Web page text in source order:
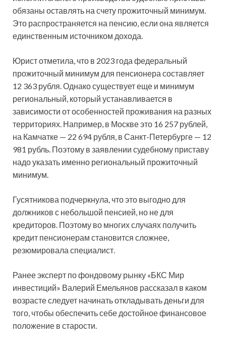
обязаны оставлять на счету прожиточный минимум.
Это распространяется на пенсию, если она является
единственным источником дохода.
Юрист отметила, что в 2023 года федеральный
прожиточный минимум для пенсионера составляет
12 363 рубля. Однако существует еще и минимум
региональный, который устанавливается в
зависимости от особенностей проживания на разных
территориях. Например, в Москве это 16 257 рублей,
на Камчатке — 22 694 рубля, в Санкт-Петербурге — 12
981 рубль. Поэтому в заявлении судебному приставу
надо указать именно региональный прожиточный
минимум.
Гусятникова подчеркнула, что это выгодно для
должников с небольшой пенсией, но не для
кредиторов. Поэтому во многих случаях получить
кредит пенсионерам становится сложнее,
резюмировала специалист.
Ранее эксперт по фондовому рынку «БКС Мир
инвестиций» Валерий Емельянов рассказал в каком
возрасте следует начинать откладывать деньги для
того, чтобы обеспечить себе достойное финансовое
положение в старости.